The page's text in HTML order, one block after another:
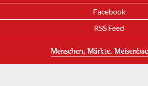
Facebook
RSS Feed